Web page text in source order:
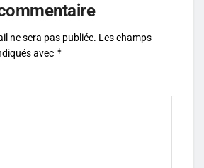
ne sera pas publiée. Les champs
avec *